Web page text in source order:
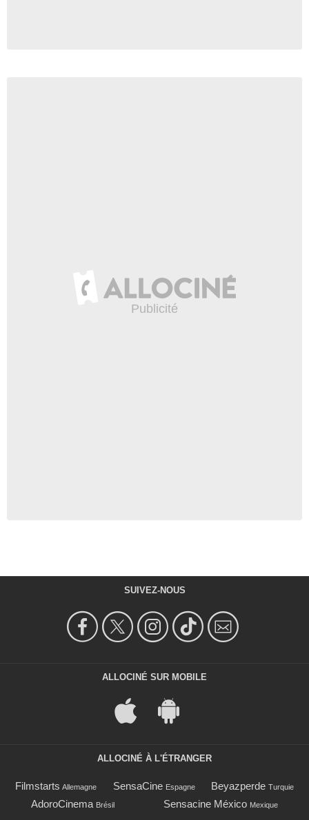
SUIVEZ-NOUS
ALLOCINÉ SUR MOBILE
ALLOCINÉ À L'ÉTRANGER
Filmstarts Allemagne SensaCine Espagne Beyazperde Turquie
AdoroCinema Brésil Sensacine México Mexique